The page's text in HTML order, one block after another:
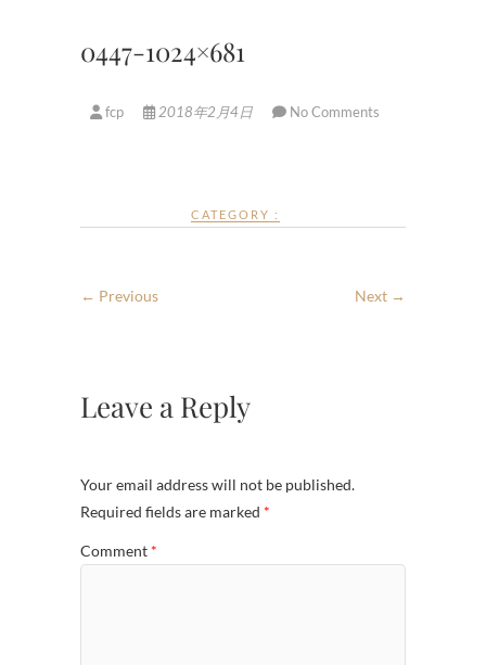
0447-1024×681
fcp 2018年2月4日 No Comments
CATEGORY :
← Previous Next →
Leave a Reply
Your email address will not be published.
Required fields are marked *
Comment *